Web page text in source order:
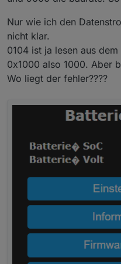
Und welche
Tasmota Console?
Nur wie ich den
nicht klar.
0104 ist ja lesen aus
0x1000 also 1000. Aber
Wo liegt der fehler????